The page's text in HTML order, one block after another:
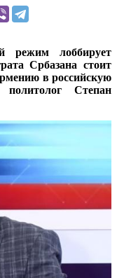
режим лоббирует
Србазана стоит
в российскую
Степан